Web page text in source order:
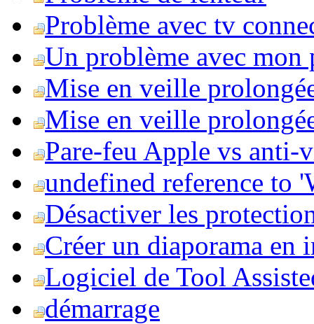
Problème avec tv
Un problème avec mon
Mise en veille
Mise en veille
Pare-feu Apple vs anti-
undefined reference to
Désactiver les
Créer un diaporama en
Logiciel de Tool
démarrage